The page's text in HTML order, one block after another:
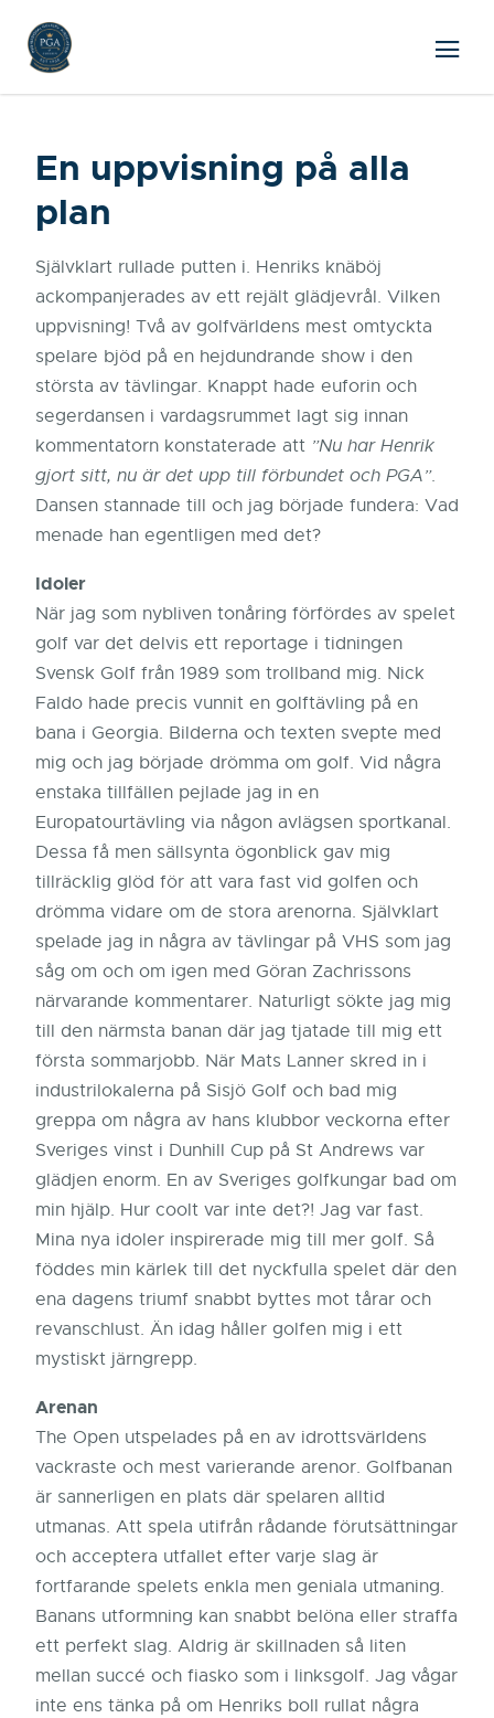
En uppvisning på alla
plan
Självklart rullade putten i. Henriks knäböj
ackompanjerades av ett rejält glädjevrål. Vilken
uppvisning! Två av golfvärldens mest omtyckta
spelare bjöd på en hejdundrande show i den
största av tävlingar. Knappt hade euforin och
segerdansen i vardagsrummet lagt sig innan
kommentatorn konstaterade att ”Nu har Henrik
gjort sitt, nu är det upp till förbundet och PGA”.
Dansen stannade till och jag började fundera: Vad
menade han egentligen med det?
Idoler
När jag som nybliven tonåring förfördes av spelet
golf var det delvis ett reportage i tidningen
Svensk Golf från 1989 som trollband mig. Nick
Faldo hade precis vunnit en golftävling på en
bana i Georgia. Bilderna och texten svepte med
mig och jag började drömma om golf. Vid några
enstaka tillfällen pejlade jag in en
Europatourtävling via någon avlägsen sportkanal.
Dessa få men sällsynta ögonblick gav mig
tillräcklig glöd för att vara fast vid golfen och
drömma vidare om de stora arenorna. Självklart
spelade jag in några av tävlingar på VHS som jag
såg om och om igen med Göran Zachrissons
närvarande kommentarer. Naturligt sökte jag mig
till den närmsta banan där jag tjatade till mig ett
första sommarjobb. När Mats Lanner skred in i
industrilokalerna på Sisjö Golf och bad mig
greppa om några av hans klubbor veckorna efter
Sveriges vinst i Dunhill Cup på St Andrews var
glädjen enorm. En av Sveriges golfkungar bad om
min hjälp. Hur coolt var inte det?! Jag var fast.
Mina nya idoler inspirerade mig till mer golf. Så
föddes min kärlek till det nyckfulla spelet där den
ena dagens triumf snabbt byttes mot tårar och
revanschlust. Än idag håller golfen mig i ett
mystiskt järngrepp.
Arenan
The Open utspelades på en av idrottsvärldens
vackraste och mest varierande arenor. Golfbanan
är sannerligen en plats där spelaren alltid
utmanas. Att spela utifrån rådande förutsättningar
och acceptera utfallet efter varje slag är
fortfarande spelets enkla men geniala utmaning.
Banans utformning kan snabbt belöna eller straffa
ett perfekt slag. Aldrig är skillnaden så liten
mellan succé och fiasko som i linksgolf. Jag vågar
inte ens tänka på om Henriks boll rullat några